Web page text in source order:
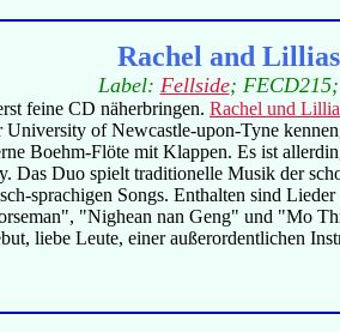
Rachel and
Label: Fellside;
feine CD näherbringen. Rachel und
of Newcastle-upon-Tyne
Boehm-Flöte mit Klappen. Es ist
Das Duo spielt traditionelle Musik der
sprachigen Songs. Enthalten sind
"Nighean nan Geng" und "Mo
liebe Leute, einer außerordentlichen